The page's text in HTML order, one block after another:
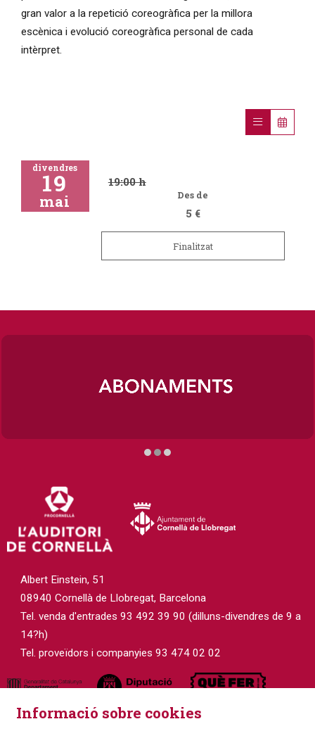
gran valor a la repetició coreogràfica per la millora
escènica i evolució coreogràfica personal de cada
intèrpret.
divendres
19
mai
19:00 h
Des de
5 €
Finalitzat
Albert Einstein, 51
08940 Cornellà de Llobregat, Barcelona
Tel. venda d'entrades 93 492 39 90 (dilluns-divendres de 9 a
14?h)
Tel. proveïdors i companyies 93 474 02 02
Informació sobre cookies